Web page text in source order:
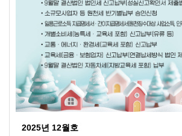
2025년 12월호